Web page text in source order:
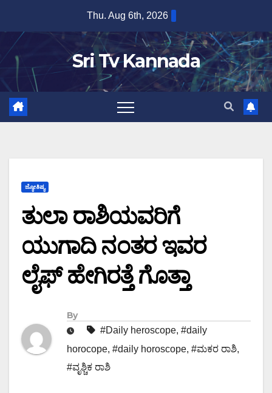
content
Thu. Aug 6th, 2026
Sri Tv Kannada
ಜ್ಯೋತಿಷ್ಯ
ತುಲಾ ರಾಶಿಯವರಿಗೆ
ಯುಗಾದಿ ನಂತರ ಇವರ
ಲೈಫ್ ಹೇಗಿರತ್ತೆ ಗೊತ್ತಾ
By
#Daily heroscope, #daily
horocope, #daily horoscope, #ಮಕರ ರಾಶಿ,
#ವೃಶ್ಚಿಕ ರಾಶಿ